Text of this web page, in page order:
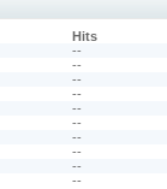
Hits
--
--
--
--
--
--
--
--
--
--